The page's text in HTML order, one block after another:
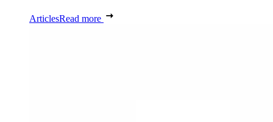
ArticlesRead more